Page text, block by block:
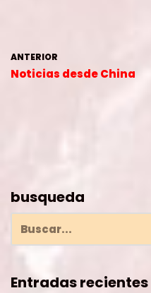
Biden dijo que la parte
estadounidense está
ANTERIOR
Noticias desde China
busqueda
Entradas recientes